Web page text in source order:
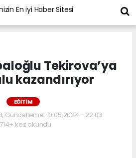
Tekirova’ya
kazandırıyor
EĞİTİM
Güncelleme: 10.05.2024 - 22:03
kez okundu.